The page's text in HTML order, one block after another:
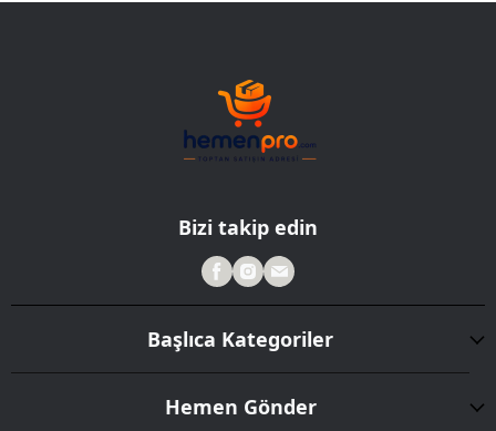
Bizi takip edin
Başlıca Kategoriler
Hemen Gönder